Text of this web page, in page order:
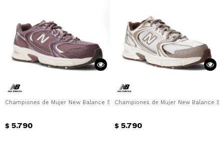
Championes de Mujer New Balance 530 New Balance - Bordó
$ 5.790
Championes de Mujer New Balance
$ 5.790